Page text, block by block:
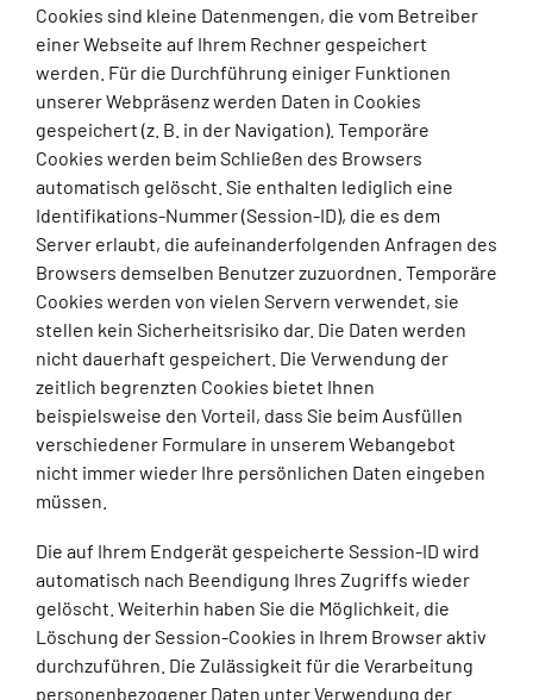
Cookies sind kleine Datenmengen, die vom Betreiber
einer Webseite auf Ihrem Rechner gespeichert
werden. Für die Durchführung einiger Funktionen
unserer Webpräsenz werden Daten in Cookies
gespeichert (z. B. in der Navigation). Temporäre
Cookies werden beim Schließen des Browsers
automatisch gelöscht. Sie enthalten lediglich eine
Identifikations-Nummer (Session-ID), die es dem
Server erlaubt, die aufeinanderfolgenden Anfragen des
Browsers demselben Benutzer zuzuordnen. Temporäre
Cookies werden von vielen Servern verwendet, sie
stellen kein Sicherheitsrisiko dar. Die Daten werden
nicht dauerhaft gespeichert. Die Verwendung der
zeitlich begrenzten Cookies bietet Ihnen
beispielsweise den Vorteil, dass Sie beim Ausfüllen
verschiedener Formulare in unserem Webangebot
nicht immer wieder Ihre persönlichen Daten eingeben
müssen.
Die auf Ihrem Endgerät gespeicherte Session-ID wird
automatisch nach Beendigung Ihres Zugriffs wieder
gelöscht. Weiterhin haben Sie die Möglichkeit, die
Löschung der Session-Cookies in Ihrem Browser aktiv
durchzuführen. Die Zulässigkeit für die Verarbeitung
personenbezogener Daten unter Verwendung der